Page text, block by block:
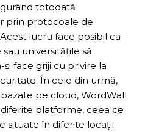
totodată
prin protocoale de
lucru face posibil ca
universitățile să
face griji cu privire la
În cele din urmă,
pe cloud, WordWall
platforme, ceea ce
situate în diferite locații